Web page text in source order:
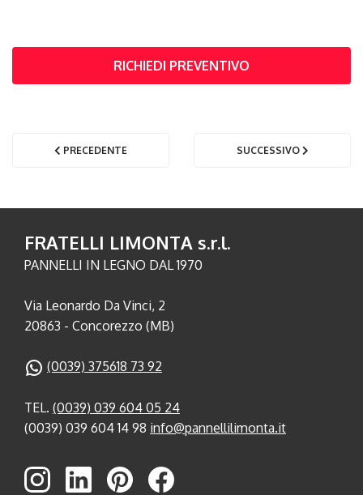
RICHIEDI PREVENTIVO
PRECEDENTE SUCCESSIVO
FRATELLI LIMONTA s.r.l.
PANNELLI IN LEGNO DAL 1970
Via Leonardo Da Vinci, 2
20863 - Concorezzo (MB)
(0039) 375618 73 92
TEL. (0039) 039 604 05 24
(0039) 039 604 14 98 info@pannellilimonta.it